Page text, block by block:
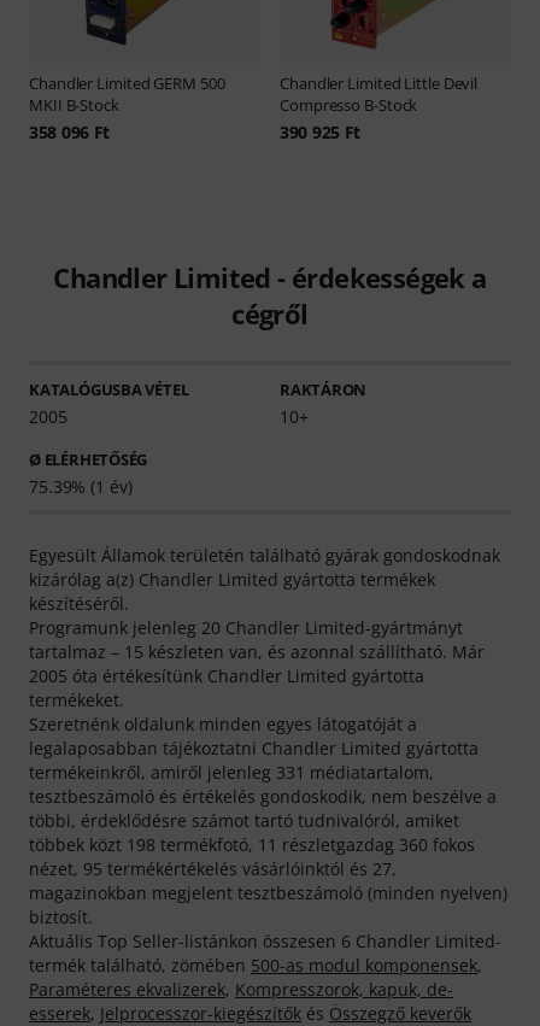
Chandler Limited GERM 500
MKII B-Stock
358 096 Ft
Chandler Limited Little Devil
Compresso B-Stock
390 925 Ft
Chandler Limited - érdekességek a
cégről
KATALÓGUSBA VÉTEL
2005
RAKTÁRON
10+
Ø ELÉRHETŐSÉG
75.39% (1 év)
Egyesült Államok területén található gyárak gondoskodnak
kizárólag a(z) Chandler Limited gyártotta termékek
készítéséről.
Programunk jelenleg 20 Chandler Limited-gyártmányt
tartalmaz – 15 készleten van, és azonnal szállítható. Már
2005 óta értékesítünk Chandler Limited gyártotta
termékeket.
Szeretnénk oldalunk minden egyes látogatóját a
legalaposabban tájékoztatni Chandler Limited gyártotta
termékeinkről, amiről jelenleg 331 médiatartalom,
tesztbeszámoló és értékelés gondoskodik, nem beszélve a
többi, érdeklődésre számot tartó tudnivalóról, amiket
többek közt 198 termékfotó, 11 részletgazdag 360 fokos
nézet, 95 termékértékelés vásárlóinktól és 27,
magazinokban megjelent tesztbeszámoló (minden nyelven)
biztosít.
Aktuális Top Seller-listánkon összesen 6 Chandler Limited-
termék található, zömében 500-as modul komponensek,
Paraméteres ekvalizerek, Kompresszorok, kapuk, de-
esserek, Jelprocesszor-kiegészítők és Összegző keverők